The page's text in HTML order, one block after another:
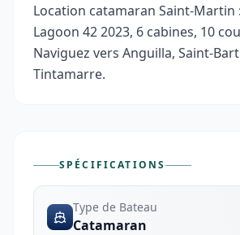
Location catamaran Saint-Martin :
Lagoon 42 2023, 6 cabines, 10
Naviguez vers Anguilla, Saint-
Tintamarre.
SPÉCIFICATIONS
Type de Bateau
Catamaran